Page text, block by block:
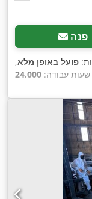
פנה
פועל באופן מלא,
שעות עבודה: